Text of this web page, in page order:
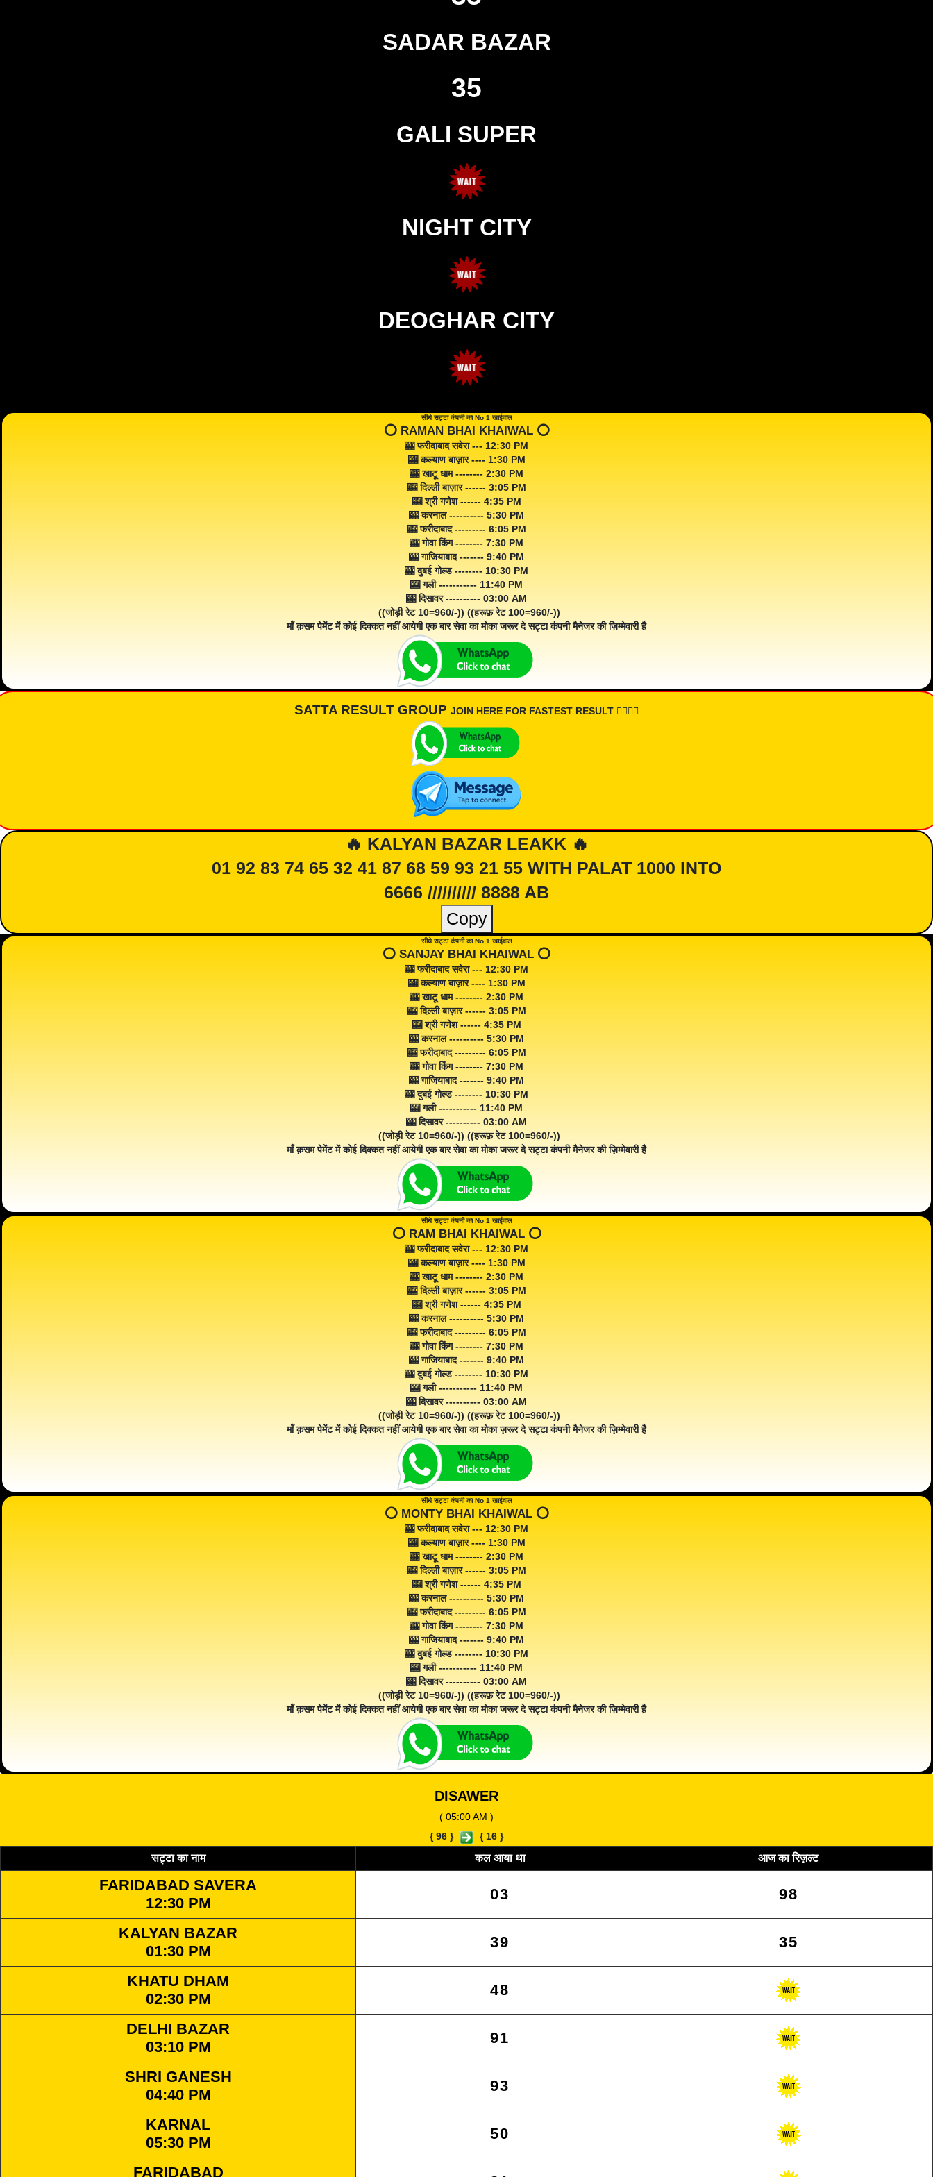
SADAR BAZAR
35
GALI SUPER
NIGHT CITY
DEOGHAR CITY
सीधे सट्टा कंपनी का No 1 खाईवाल
⭕️ RAMAN BHAI KHAIWAL ⭕️
🎰 फरीदाबाद सवेरा --- 12:30 PM
🎰 कल्याण बाज़ार ---- 1:30 PM
🎰 खाटू धाम -------- 2:30 PM
🎰 दिल्ली बाज़ार ------ 3:05 PM
🎰 श्री गणेश ------ 4:35 PM
🎰 करनाल ---------- 5:30 PM
🎰 फरीदाबाद --------- 6:05 PM
🎰 गोवा किंग -------- 7:30 PM
🎰 गाजियाबाद ------- 9:40 PM
🎰 दुबई गोल्ड -------- 10:30 PM
🎰 गली ----------- 11:40 PM
🎰 दिसावर ---------- 03:00 AM
((जोड़ी रेट 10=960/-)) ((हरूफ़ रेट 100=960/-))
माँ क़सम पेमेंट में कोई दिक्कत नहीं आयेगी एक बार सेवा का मोका जरूर दे सट्टा कंपनी मैनेजर की ज़िम्मेवारी है
SATTA RESULT GROUP JOIN HERE FOR FASTEST RESULT 👇🏾👇🏾
🔥 KALYAN BAZAR LEAKK 🔥
01 92 83 74 65 32 41 87 68 59 93 21 55 WITH PALAT 1000 INTO
6666 ////////// 8888 AB
Copy
सीधे सट्टा कंपनी का No 1 खाईवाल
⭕️ SANJAY BHAI KHAIWAL ⭕️
🎰 फरीदाबाद सवेरा --- 12:30 PM
🎰 कल्याण बाज़ार ---- 1:30 PM
🎰 खाटू धाम -------- 2:30 PM
🎰 दिल्ली बाज़ार ------ 3:05 PM
🎰 श्री गणेश ------ 4:35 PM
🎰 करनाल ---------- 5:30 PM
🎰 फरीदाबाद --------- 6:05 PM
🎰 गोवा किंग -------- 7:30 PM
🎰 गाजियाबाद ------- 9:40 PM
🎰 दुबई गोल्ड -------- 10:30 PM
🎰 गली ----------- 11:40 PM
🎰 दिसावर ---------- 03:00 AM
((जोड़ी रेट 10=960/-)) ((हरूफ़ रेट 100=960/-))
माँ क़सम पेमेंट में कोई दिक्कत नहीं आयेगी एक बार सेवा का मोका जरूर दे सट्टा कंपनी मैनेजर की ज़िम्मेवारी है
सीधे सट्टा कंपनी का No 1 खाईवाल
⭕️ RAM BHAI KHAIWAL ⭕️
🎰 फरीदाबाद सवेरा --- 12:30 PM
🎰 कल्याण बाज़ार ---- 1:30 PM
🎰 खाटू धाम -------- 2:30 PM
🎰 दिल्ली बाज़ार ------ 3:05 PM
🎰 श्री गणेश ------ 4:35 PM
🎰 करनाल ---------- 5:30 PM
🎰 फरीदाबाद --------- 6:05 PM
🎰 गोवा किंग -------- 7:30 PM
🎰 गाजियाबाद ------- 9:40 PM
🎰 दुबई गोल्ड -------- 10:30 PM
🎰 गली ----------- 11:40 PM
🎰 दिसावर ---------- 03:00 AM
((जोड़ी रेट 10=960/-)) ((हरूफ़ रेट 100=960/-))
माँ क़सम पेमेंट में कोई दिक्कत नहीं आयेगी एक बार सेवा का मोका ज़रूर दे सट्टा कंपनी मैनेजर की ज़िम्मेवारी है
सीधे सट्टा कंपनी का No 1 खाईवाल
⭕️ MONTY BHAI KHAIWAL ⭕️
🎰 फरीदाबाद सवेरा --- 12:30 PM
🎰 कल्याण बाज़ार ---- 1:30 PM
🎰 खाटू धाम -------- 2:30 PM
🎰 दिल्ली बाज़ार ------ 3:05 PM
🎰 श्री गणेश ------ 4:35 PM
🎰 करनाल ---------- 5:30 PM
🎰 फरीदाबाद --------- 6:05 PM
🎰 गोवा किंग -------- 7:30 PM
🎰 गाजियाबाद ------- 9:40 PM
🎰 दुबई गोल्ड -------- 10:30 PM
🎰 गली ----------- 11:40 PM
🎰 दिसावर ---------- 03:00 AM
((जोड़ी रेट 10=960/-)) ((हरूफ़ रेट 100=960/-))
माँ क़सम पेमेंट में कोई दिक्कत नहीं आयेगी एक बार सेवा का मोका जरूर दे सट्टा कंपनी मैनेजर की ज़िम्मेवारी है
DISAWER
( 05:00 AM )
{96 } {16 }
सट्टा का नाम कल आया था आज का रिज़ल्ट
FARIDABAD SAVERA
12:30 PM
03 98
KALYAN BAZAR
01:30 PM
39 35
KHATU DHAM
02:30 PM
48
DELHI BAZAR
03:10 PM
91
SHRI GANESH
04:40 PM
93
KARNAL
05:30 PM
50
FARIDABAD